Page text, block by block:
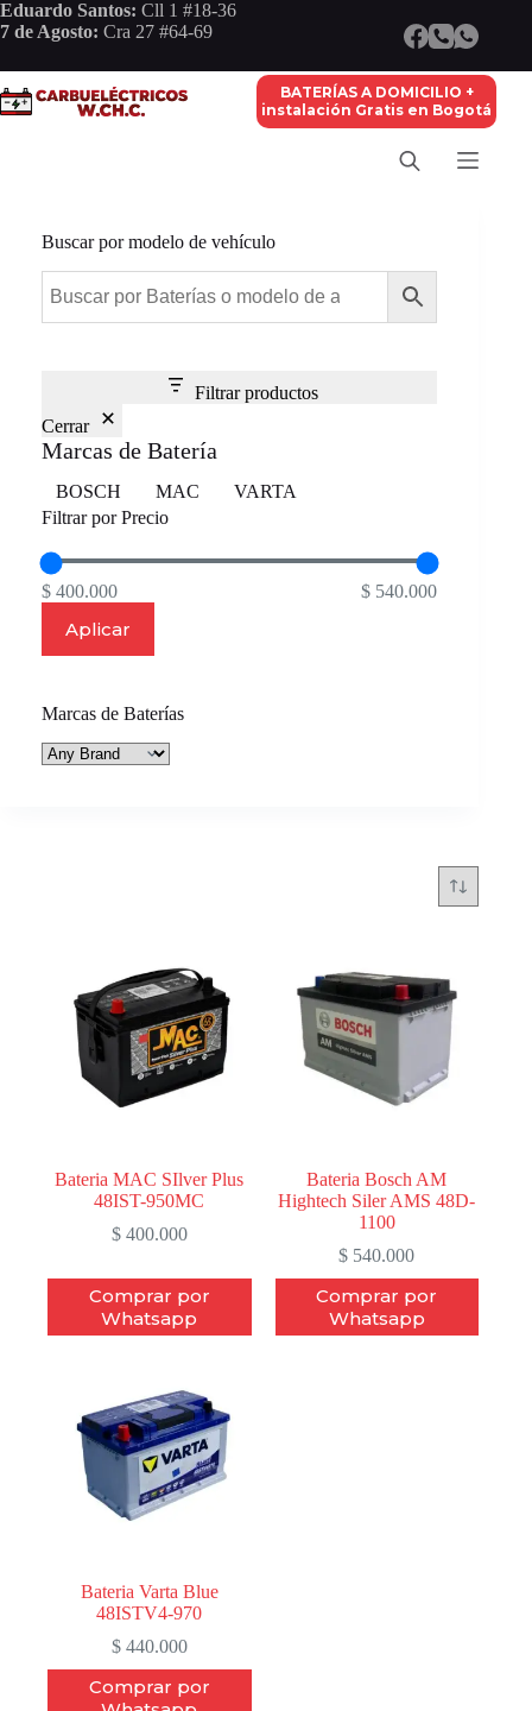
Saltar
al
Eduardo Santos: Cll 1 #18-36
7 de Agosto: Cra 27 #64-69
BATERÍAS A DOMICILIO +
instalación Gratis en Bogotá
Bateria MAC SIlver Plus
48IST-950MC
$400.000
Comprar por
Whatsapp
Bateria Bosch AM
Hightech Siler AMS 48D-
1100
$ 540.000
Comprar por
Whatsapp
Bateria Varta Blue
48ISTV4-970
$440.000
Comprar por
Buscar por modelo de vehículo
Filtrar productos
Cerrar
Marcas de Batería
Marca
BOSCH MAC
VARTA
Filtrar por Precio
$ 400.000 $ 540.000
Aplicar
Marcas de Baterías